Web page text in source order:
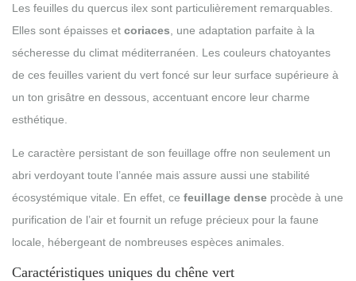
Les feuilles du quercus ilex sont particulièrement remarquables.
Elles sont épaisses et coriaces , une adaptation parfaite à la
sécheresse du climat méditerranéen. Les couleurs chatoyantes
de ces feuilles varient du vert foncé sur leur surface supérieure à
un ton grisâtre en dessous, accentuant encore leur charme
esthétique.
Le caractère persistant de son feuillage offre non seulement un
abri verdoyant toute l’année mais assure aussi une stabilité
écosystémique vitale. En effet, ce feuillage dense procède à une
purification de l’air et fournit un refuge précieux pour la faune
locale, hébergeant de nombreuses espèces animales.
Caractéristiques uniques du chêne vert